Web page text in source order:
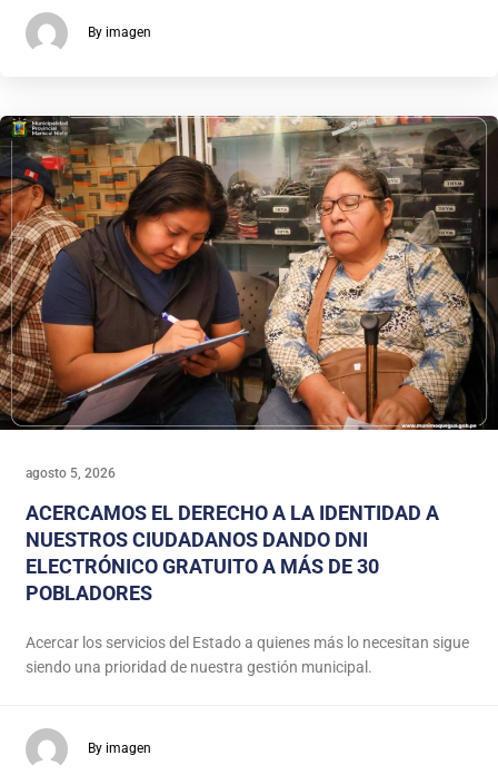
By imagen
agosto 5, 2026
ACERCAMOS EL DERECHO A LA IDENTIDAD A
NUESTROS CIUDADANOS DANDO DNI
ELECTRÓNICO GRATUITO A MÁS DE 30
POBLADORES
Acercar los servicios del Estado a quienes más lo necesitan sigue
siendo una prioridad de nuestra gestión municipal.
By imagen